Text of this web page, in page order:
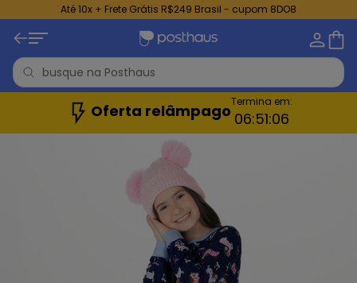
Até 10x + Frete Grátis R$249 Brasil - cupom 8DO8
Oferta relâmpagoTermina em:
06:51:04